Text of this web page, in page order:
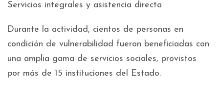
Servicios integrales y asistencia directa
Durante la actividad, cientos de personas en
condición de vulnerabilidad fueron beneficiadas con
una amplia gama de servicios sociales, provistos
por más de 15 instituciones del Estado.